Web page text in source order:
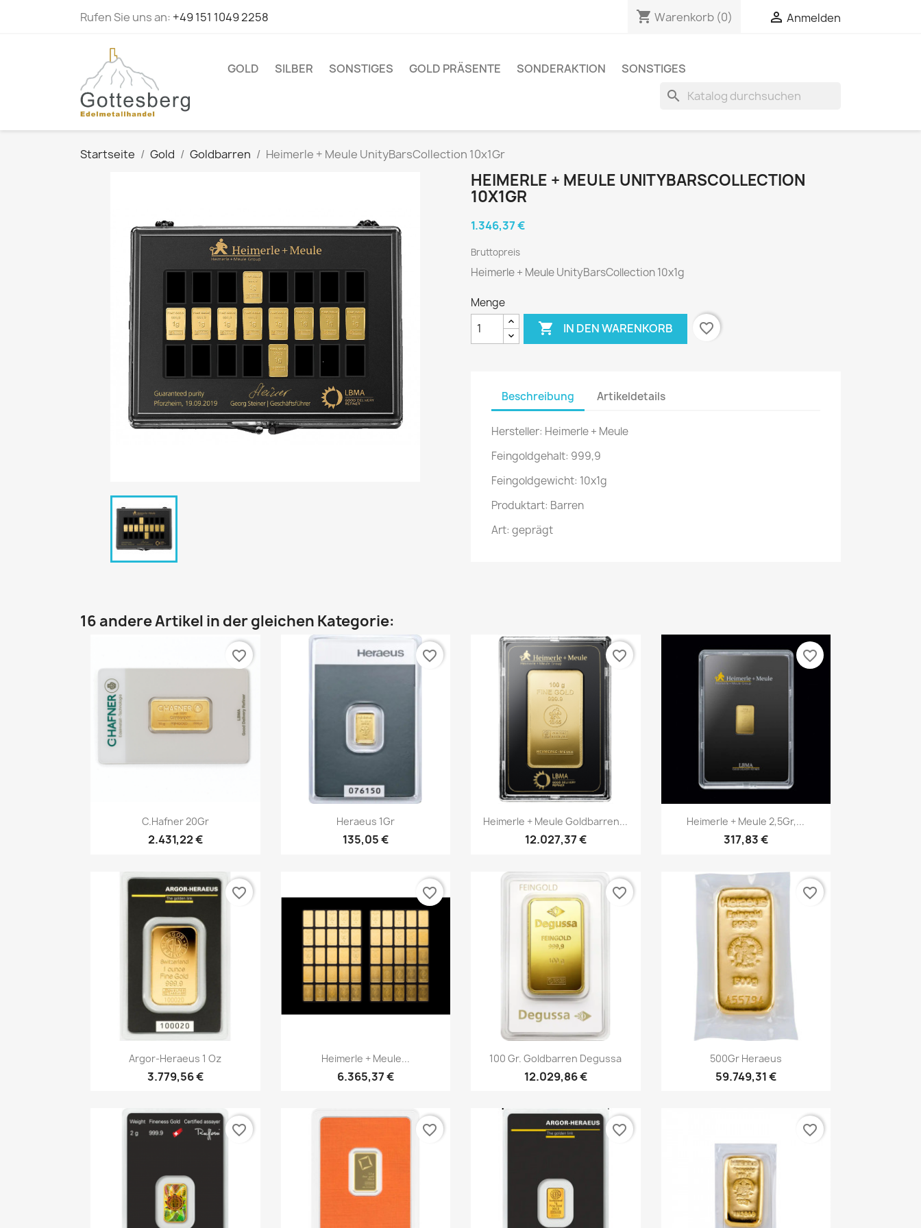
Rufen Sie uns an: +49 151 1049 2258 shopping_cart Warenkorb (0)  Anmelden
GOLD SILBER SONSTIGES GOLD PRÄSENTE SONDERAKTION SONSTIGES
search
Startseite Gold Goldbarren Heimerle + Meule UnityBarsCollection 10x1Gr
HEIMERLE + MEULE UNITYBARSCOLLECTION
10X1GR
1.346,37 €
Bruttopreis
Heimerle + Meule UnityBarsCollection 10x1g
Menge
 IN DEN WARENKORB favorite_border
Beschreibung Artikeldetails
Hersteller: Heimerle + Meule
Feingoldgehalt: 999,9
Feingoldgewicht: 10x1g
Produktart: Barren
Art: geprägt
16 andere Artikel in der gleichen Kategorie:
Vorschau
C.Hafner 20Gr
2.431,22 €
favorite_border
Vorschau
Heraeus 1Gr
135,05 €
favorite_border
Vorschau
Heimerle + Meule Goldbarren...
12.027,37 €
favorite_border
 Vorschau
Heimerle + Meule 2,5Gr,...
317,83 €
favorite_border
Vorschau
Argor-Heraeus 1 Oz
3.779,56 €
favorite_border
Vorschau
Heimerle + Meule...
6.365,37 €
favorite_border
Vorschau
100 Gr. Goldbarren Degussa
12.029,86 €
favorite_border
Vorschau
500Gr Heraeus
59.749,31 €
favorite_border
favorite_border favorite_border favorite_border favorite_border